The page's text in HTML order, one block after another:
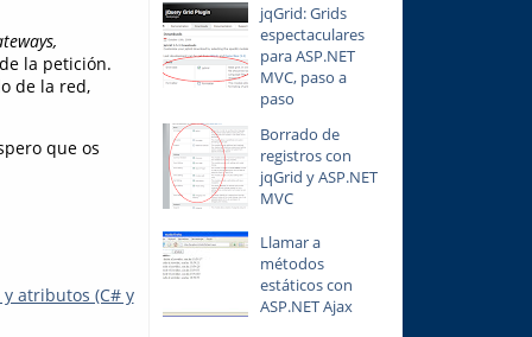
la petición.
de la red,
que os
atributos (C# y
jqGrid: Grids
espectaculares
para ASP.NET
MVC, paso a
paso
Borrado de
registros con
jqGrid y ASP.NET
MVC
Llamar a
métodos
estáticos con
ASP.NET Ajax